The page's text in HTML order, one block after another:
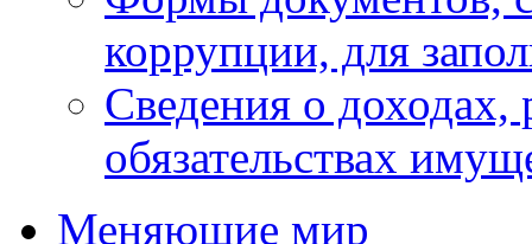
коррупции, для
Сведения о доходах,
обязательствах
Меняющие мир